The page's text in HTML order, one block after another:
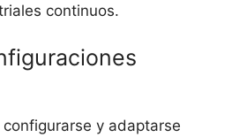
continuos.
y adaptarse